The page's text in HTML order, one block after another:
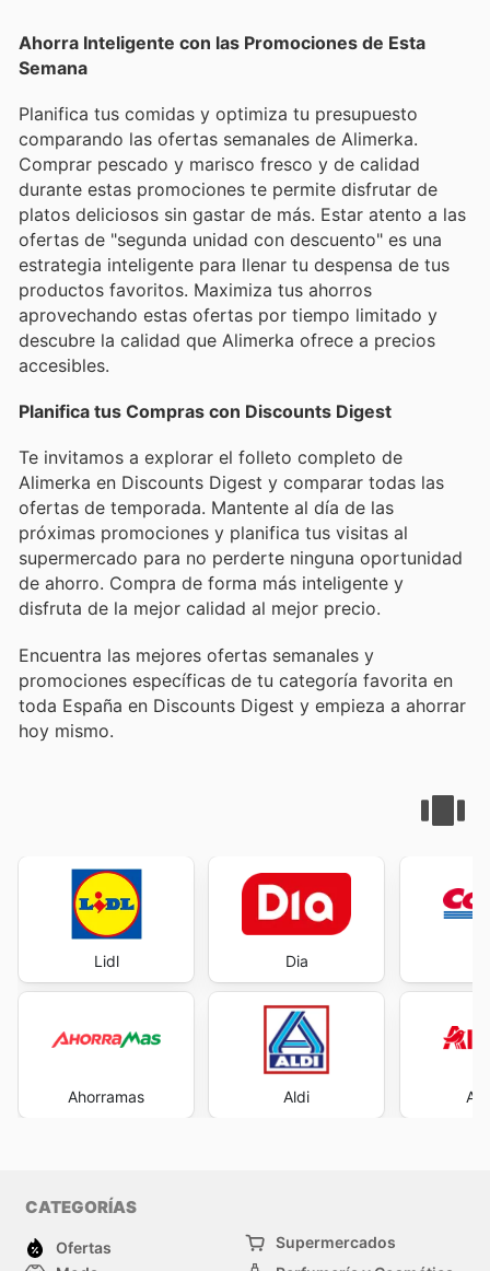
Ahorra Inteligente con las Promociones de Esta
Semana
Planifica tus comidas y optimiza tu presupuesto
comparando las ofertas semanales de Alimerka.
Comprar pescado y marisco fresco y de calidad
durante estas promociones te permite disfrutar de
platos deliciosos sin gastar de más. Estar atento a las
ofertas de "segunda unidad con descuento" es una
estrategia inteligente para llenar tu despensa de tus
productos favoritos. Maximiza tus ahorros
aprovechando estas ofertas por tiempo limitado y
descubre la calidad que Alimerka ofrece a precios
accesibles.
Planifica tus Compras con Discounts Digest
Te invitamos a explorar el folleto completo de
Alimerka en Discounts Digest y comparar todas las
ofertas de temporada. Mantente al día de las
próximas promociones y planifica tus visitas al
supermercado para no perderte ninguna oportunidad
de ahorro. Compra de forma más inteligente y
disfruta de la mejor calidad al mejor precio.
Encuentra las mejores ofertas semanales y
promociones específicas de tu categoría favorita en
toda España en Discounts Digest y empieza a ahorrar
hoy mismo.
Lidl
Ahorramas
Dia
Aldi
CATEGORÍAS
Ofertas
Supermercados